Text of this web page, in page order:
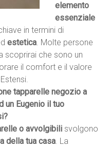
elemento
essenziale
in termini di
estetica. Molte persone
scoprirai che sono un
il comfort e il valore
tapparelle negozio a
un Eugenio il tuo
o avvolgibili svolgono
della tua casa. La